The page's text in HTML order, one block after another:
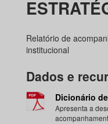
Relatório de
institucional
Dados e
Dicionário
Apresenta a